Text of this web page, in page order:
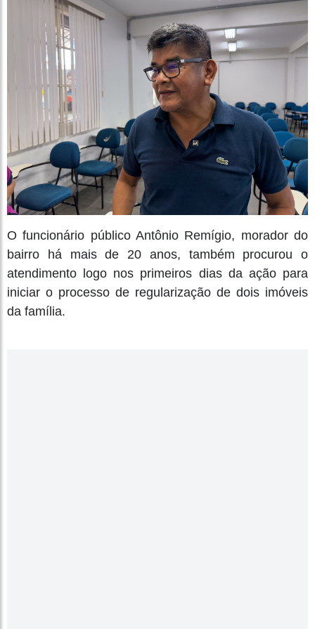
O funcionário público Antônio Remígio, morador do
bairro há mais de 20 anos, também procurou o
atendimento logo nos primeiros dias da ação para
iniciar o processo de regularização de dois imóveis
da família.